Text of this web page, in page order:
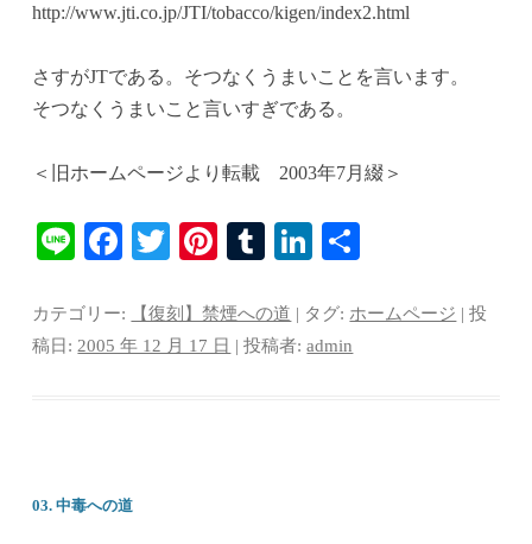
http://www.jti.co.jp/JTI/tobacco/kigen/index2.html
さすがJTである。そつなくうまいことを言います。
そつなくうまいこと言いすぎである。
＜旧ホームページより転載 2003年7月綴＞
Li
Fa
bo
ok
T
tte
r
Pi
er
es
T
m
bl
Li
ed
In
カテゴリー: 【復刻】禁煙への道 | タグ:ホームページ | 投
稿日:2005 年 12 月 17 日 |投稿者:admin
03. 中毒への道